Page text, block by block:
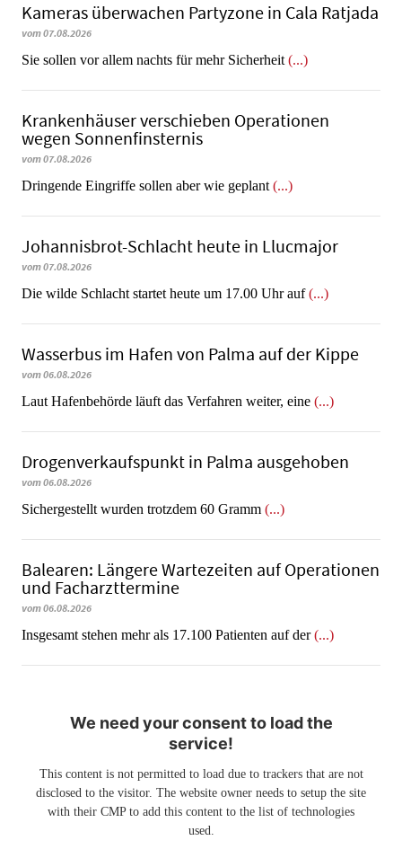
Kameras überwachen Partyzone in Cala Ratjada
vom 07.08.2026
Sie sollen vor allem nachts für mehr Sicherheit (...)
Krankenhäuser verschieben Operationen
wegen Sonnenfinsternis
vom 07.08.2026
Dringende Eingriffe sollen aber wie geplant (...)
Johannisbrot-Schlacht heute in Llucmajor
vom 07.08.2026
Die wilde Schlacht startet heute um 17.00 Uhr auf(...)
Wasserbus im Hafen von Palma auf der Kippe
vom 06.08.2026
Laut Hafenbehörde läuft das Verfahren weiter, eine (...)
Dro­gen­ver­kaufs­punkt in Palma ausgehoben
vom 06.08.2026
​​​​​​​Sichergestellt wurden trotzdem 60 Gramm (...)
Balearen: Längere Wartezeiten auf Operationen
und Facharzttermine
vom 06.08.2026
Insgesamt stehen mehr als 17.100 Patienten auf der(...)
We need your consent to load the
service!
This content is not permitted to load due to trackers that are not
disclosed to the visitor. The website owner needs to setup the site
with their CMP to add this content to the list of technologies
used.